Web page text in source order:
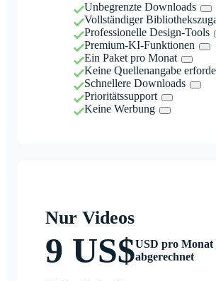
Unbegrenzte Downloads
Vollständiger
Professionelle Design-Tools
Premium-KI-Funktionen
Ein Paket pro Monat
Keine Quellenangabe
Schnellere Downloads
Prioritätssupport
Keine Werbung
Nur Videos
9 US$USD pro
abgerechnet